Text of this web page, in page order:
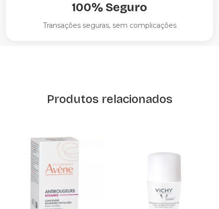
100% Seguro
Transações seguras, sem complicações
Produtos relacionados